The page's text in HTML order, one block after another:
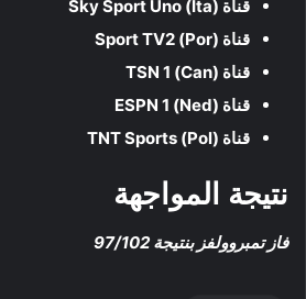
قناة Sky Sport Uno (Ita)
قناة Sport TV2 (Por)
قناة TSN 1 (Can)
قناة ESPN 1 (Ned)
قناة (Pol) TNT Sports
نتيجة المواجهة
فاز تمبروولفز بنتيجة 97/102